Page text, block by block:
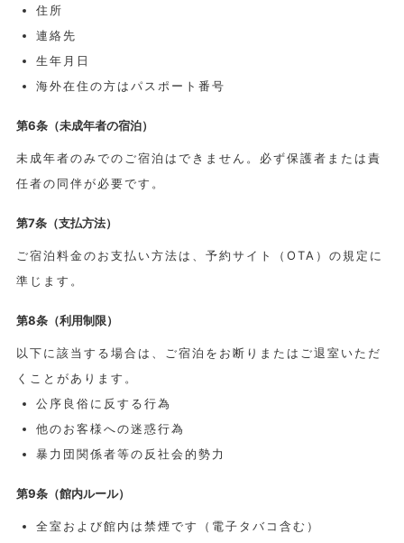
住所
連絡先
生年月日
海外在住の方はパスポート番号
第6条（未成年者の宿泊）
未成年者のみでのご宿泊はできません。必ず保護者または責
任者の同伴が必要です。
第7条（支払方法）
ご宿泊料金のお支払い方法は、予約サイト（OTA）の規定に
準じます。
第8条（利用制限）
以下に該当する場合は、ご宿泊をお断りまたはご退室いただ
くことがあります。
公序良俗に反する行為
他のお客様への迷惑行為
暴力団関係者等の反社会的勢力
第9条（館内ルール）
全室および館内は禁煙です（電子タバコ含む）